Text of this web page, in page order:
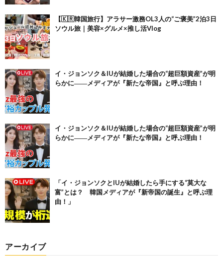
【🇰🇷韓国旅行】アラサー激務OL3人の“ご褒美”2泊3日
ソウル旅｜美容×グルメ×推し活Vlog
イ・ジョンソク＆IUが結婚した場合の“超巨額資産”が明
らかに――メディアが『新たな帝国』と呼ぶ理由！
イ・ジョンソク＆IUが結婚した場合の“超巨額資産”が明
らかに――メディアが『新たな帝国』と呼ぶ理由！
「イ・ジョンソクとIUが結婚したら手にする“莫大な
富”とは？ 韓国メディアが『新帝国の誕生』と呼ぶ理
由！」
アーカイブ